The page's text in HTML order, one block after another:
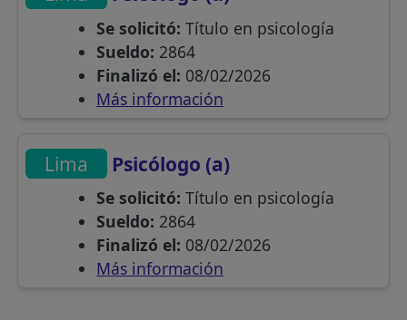
Se solicitó: Título en psicología
Sueldo: 2864
Finalizó el: 08/02/2026
Más información
Lima Psicólogo (a)
Se solicitó: Título en psicología
Sueldo: 2864
Finalizó el: 08/02/2026
Más información